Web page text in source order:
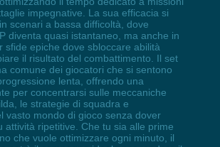
impegnative. La sua efficacia si
scenari a bassa difficoltà, dove
diventa quasi istantaneo, ma anche in
sfide epiche dove sbloccare abilità
il risultato del combattimento. Il set
comune dei giocatori che si sentono
lenta, offrendo una
per concentrarsi sulle meccaniche
le strategie di squadra e
vasto mondo di gioco senza dover
attività ripetitive. Che tu sia alle prime
che vuole ottimizzare ogni minuto, il